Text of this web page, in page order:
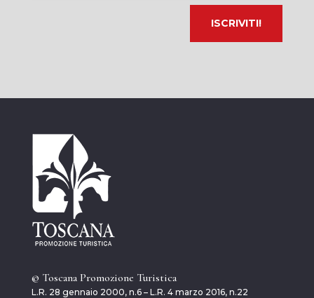
© Toscana Promozione Turistica
L.R. 28 gennaio 2000, n.6 – L.R. 4 marzo 2016, n.22